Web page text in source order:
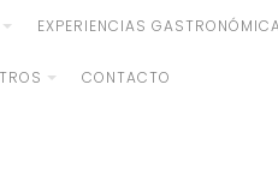
EXPERIENCIAS
CONTACTO